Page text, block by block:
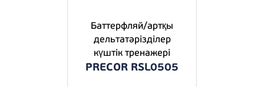
Баттерфляй/артқы
дельтатәрізділер
күштік тренажері
PRECOR RSL0505